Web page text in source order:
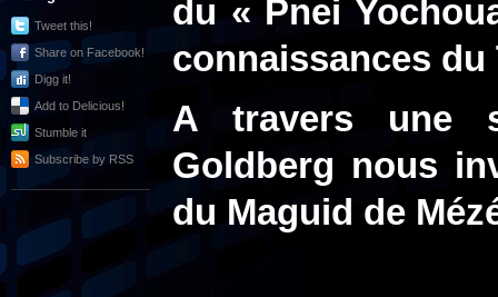
Tweet this!
Share on Facebook!
Digg it!
Add to Delicious!
Stumble it
Subscribe by RSS
du « Pnei
connaissances du
A travers une
Goldberg nous
du Maguid de